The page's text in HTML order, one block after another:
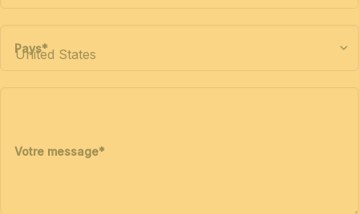
Pays*
Votre message*